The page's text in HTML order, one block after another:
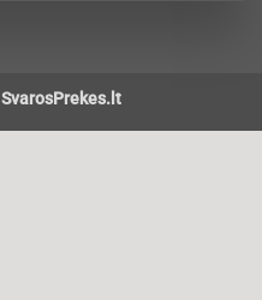
SvarosPrekes.lt